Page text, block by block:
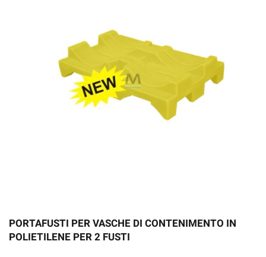
PORTAFUSTI PER VASCHE DI CONTENIMENTO IN
POLIETILENE PER 2 FUSTI